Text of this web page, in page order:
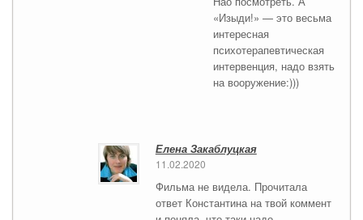
«Изыди!» — это весьма
интересная
психотерапевтическая
интервенция, надо взять
на вооружение:)))
Елена Закаблуцкая
11.02.2020
Фильма не видела. Прочитала
ответ Константина на твой коммент